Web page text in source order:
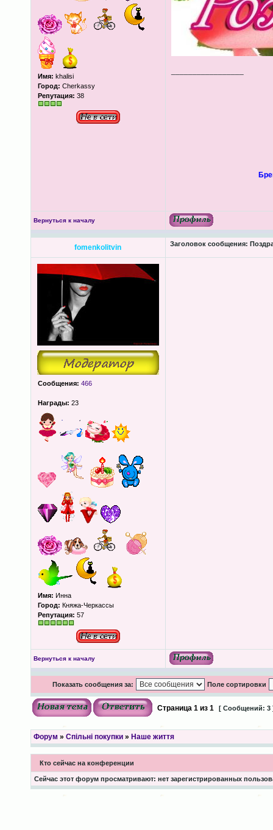
Имя: khalisi
Город: Cherkassy
Репутация: 38
Вернуться к началу
fomenkolitvin Заголовок сообщения:
Сообщения: 466
Награды: 23
Имя: Инна
Город: Княжа-Черкассы
Репутация: 57
Вернуться к началу
Показать сообщения за: Поле сортировки
Страница 1из 1 [ Сообщений: 3
Форум » Спільні покупки» Наше життя
Кто сейчас на конференции
Сейчас этот форум просматривают: нет зарегистрированных